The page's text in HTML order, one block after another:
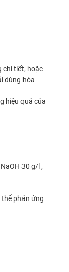
chi tiết, hoặc
dùng hóa
hiệu quả của
30 g/l ,
phản ứng